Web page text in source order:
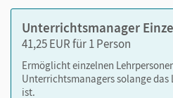
Coursebook - Teacher's
seitengenauer
Teaching Guide mit
Audios
Videos
Unterrichtsmanager
41,25 EUR für 1 Person
Ermöglicht einzelnen
Unterrichtsmanagers solange
ist.